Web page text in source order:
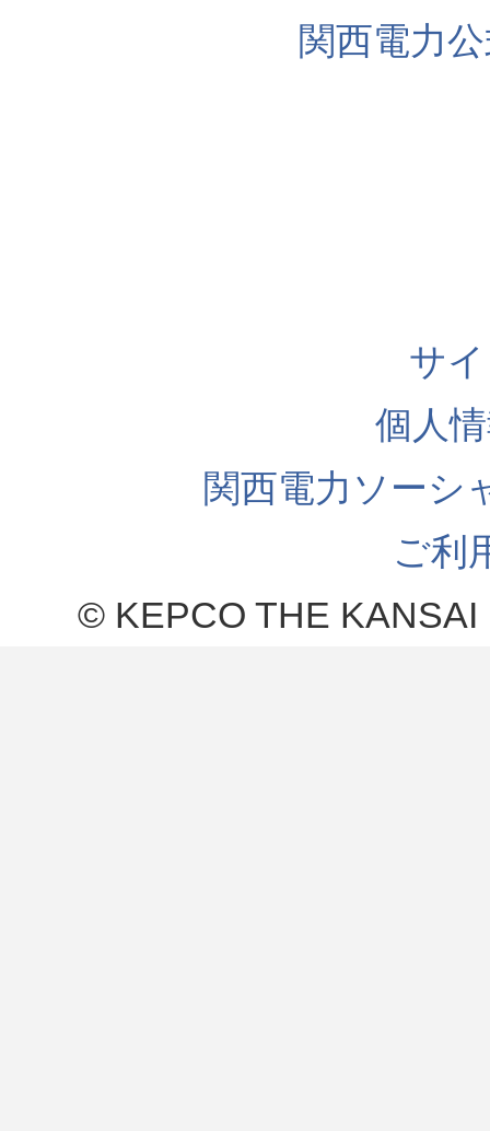
関西電力
サ
個人
関西電力ソーシ
ご利
© KEPCO THE